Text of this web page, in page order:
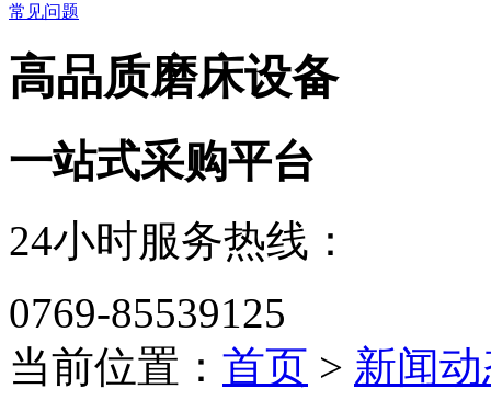
常见问题
高品质磨床设备
一站式采购平台
24小时服务热线：
0769-85539125
当前位置： 首页 > 新闻